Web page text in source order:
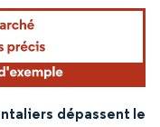
dépassent le